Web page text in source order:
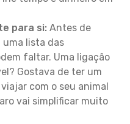
para si: Antes de
uma lista das
faltar. Uma ligação
Gostava de ter um
com o seu animal
vai simplificar muito